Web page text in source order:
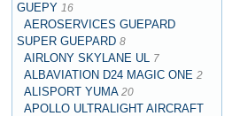
GUEPY 16
AEROSERVICES GUEPARD
SUPER GUEPARD 8
AIRLONY SKYLANE UL 7
ALBAVIATION D24 MAGIC ONE 2
ALISPORT YUMA 20
APOLLO ULTRALIGHT AIRCRAFT